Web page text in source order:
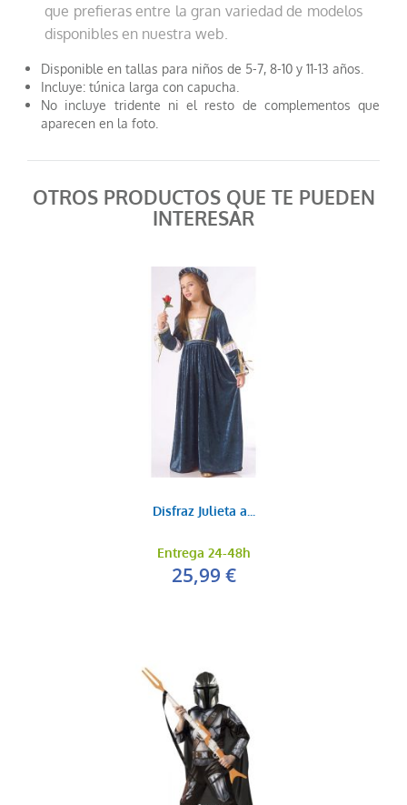
que prefieras entre la gran variedad de modelos
disponibles en nuestra web.
Disponible en tallas para niños de 5-7, 8-10 y 11-13 años.
Incluye: túnica larga con capucha.
No incluye tridente ni el resto de complementos que
aparecen en la foto.
OTROS PRODUCTOS QUE TE PUEDEN
INTERESAR
Disfraz Julieta a...
Entrega 24-48h
25,99 €